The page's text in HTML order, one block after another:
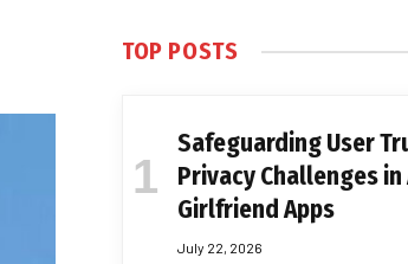
TOP POSTS
Safeguarding User
Privacy Challenges in
Girlfriend Apps
July 22, 2026